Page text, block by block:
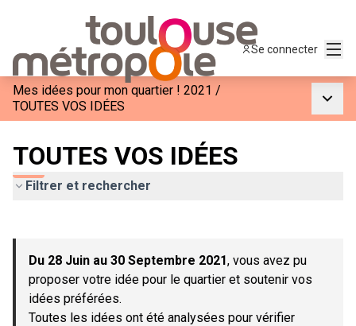
Se connecter
Mes idées pour mon quartier ! 2021 /
TOUTES VOS IDÉES
TOUTES VOS IDÉES
Filtrer et rechercher
−
Du 28 Juin au 30 Septembre 2021, vous avez pu
proposer votre idée pour le quartier et soutenir vos
idées préférées.
Toutes les idées ont été analysées pour vérifier